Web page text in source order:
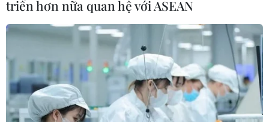
triển hơn nữa quan hệ với ASEAN